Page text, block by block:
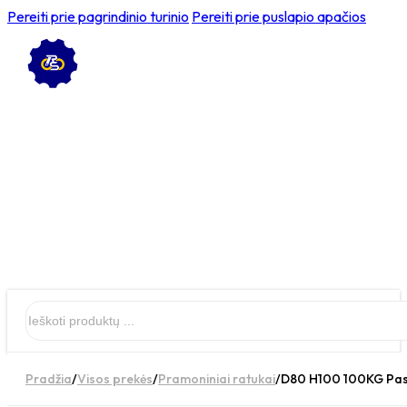
Pereiti prie pagrindinio turinio Pereiti prie puslapio apačios
Pradžia/Visos prekės/Pramoniniai ratukai/D80 H100 100KG